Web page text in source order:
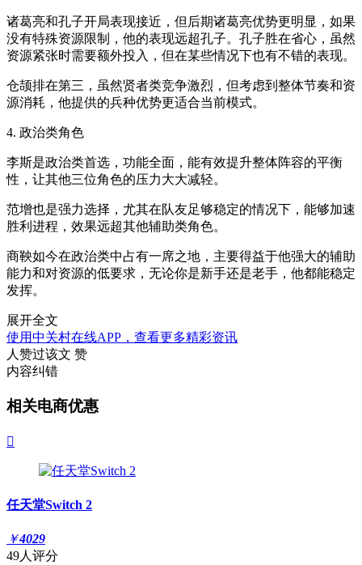
诸葛亮和孔子开局表现接近，但后期诸葛亮优势更明显，如果
没有特殊资源限制，他的表现远超孔子。孔子胜在省心，虽然
资源紧张时需要额外投入，但在某些情况下也有不错的表现。
仓颉排在第三，虽然贤者类竞争激烈，但考虑到整体节奏和资
源消耗，他提供的兵种优势更适合当前模式。
4. 政治类角色
李斯是政治类首选，功能全面，能有效提升整体阵容的平衡
性，让其他三位角色的压力大大减轻。
范增也是强力选择，尤其在队友足够稳定的情况下，能够加速
胜利进程，效果远超其他辅助类角色。
商鞅如今在政治类中占有一席之地，主要得益于他强大的辅助
能力和对资源的低要求，无论你是新手还是老手，他都能稳定
发挥。
展开全文
使用中关村在线APP，查看更多精彩资讯
人赞过该文 赞
内容纠错
相关电商优惠

任天堂Switch 2
￥4029
49人评分